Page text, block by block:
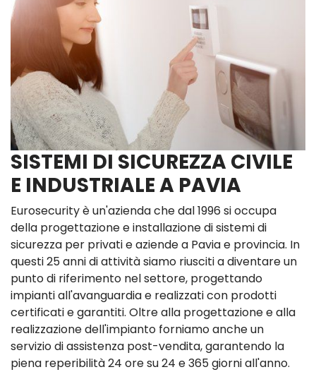
SISTEMI DI SICUREZZA CIVILE
E INDUSTRIALE A PAVIA
Eurosecurity è un'azienda che dal 1996 si occupa
della progettazione e installazione di sistemi di
sicurezza per privati e aziende a Pavia e provincia. In
questi 25 anni di attività siamo riusciti a diventare un
punto di riferimento nel settore, progettando
impianti all'avanguardia e realizzati con prodotti
certificati e garantiti. Oltre alla progettazione e alla
realizzazione dell'impianto forniamo anche un
servizio di assistenza post-vendita, garantendo la
piena reperibilità 24 ore su 24 e 365 giorni all'anno.